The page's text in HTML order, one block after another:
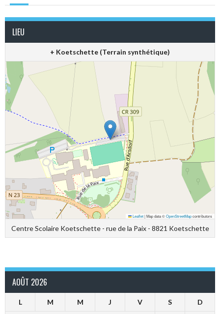
LIEU
+ Koetschette (Terrain synthétique)
Leaflet|Map data ©OpenStreetMapcontributors
Centre Scolaire Koetschette - rue de la Paix - 8821 Koetschette
AOÛT 2026
L M M J V S D